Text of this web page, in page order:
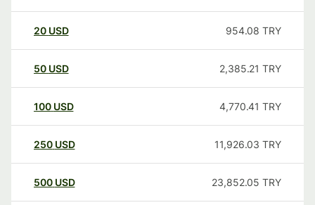
20 USD 954.08 TRY
50 USD 2,385.21 TRY
100 USD 4,770.41 TRY
250 USD 11,926.03 TRY
500 USD 23,852.05 TRY